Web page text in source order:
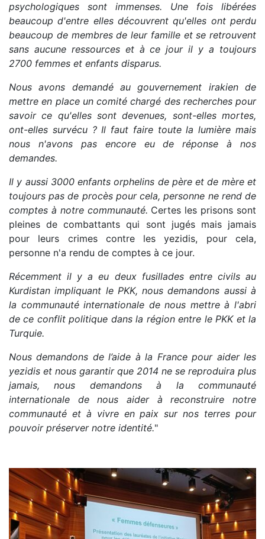
psychologiques sont immenses.
Une fois libérées
beaucoup d'entre elles découvrent qu'elles ont perdu
beaucoup de membres de leur famille et se retrouvent
sans aucune ressources et à ce jour il y a toujours
2700 femmes et enfants disparus.
Nous avons demandé au gouvernement irakien de
mettre en place un comité chargé des recherches pour
savoir ce qu'elles sont devenues, sont-elles mortes,
ont-elles survécu ? Il faut faire toute la lumière mais
nous n'avons pas encore eu de réponse à nos
demandes.
Il y aussi 3000 enfants orphelins de père et de mère et
toujours pas de procès pour cela, personne ne rend de
comptes à notre communauté. Certes les prisons sont
pleines de combattants qui sont jugés mais jamais
pour leurs crimes contre les yezidis, pour cela,
personne n'a rendu de comptes à ce jour.
Récemment il y a eu deux fusillades entre civils au
Kurdistan impliquant le PKK, nous demandons aussi à
la communauté internationale de nous mettre à l'abri
de ce conflit politique dans la région entre le PKK et la
Turquie.
Nous demandons de l’aide à la France pour aider les
yezidis et nous garantir que 2014 ne se reproduira plus
jamais, nous demandons à la communauté
internationale de nous aider à reconstruire notre
communauté et à vivre en paix sur nos terres pour
pouvoir préserver notre identité."